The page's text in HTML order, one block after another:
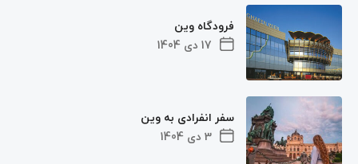
17 دی 1404
فرودگاه وین
3 دی 1404
سفر انفرادی به وین